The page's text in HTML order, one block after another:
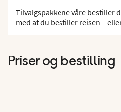
Tilvalgspakkene våre bestiller
med at du bestiller reisen –
Priser og bestilling